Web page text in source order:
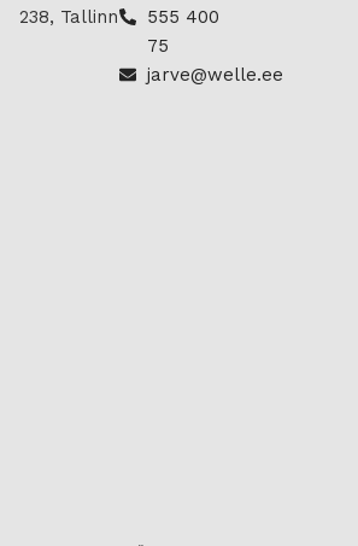
238, Tallinn
555 400
75
jarve@welle.ee